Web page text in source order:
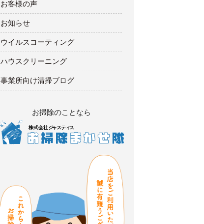
お客様の声
お知らせ
ウイルスコーティング
ハウスクリーニング
事業所向け清掃ブログ
お掃除のことなら